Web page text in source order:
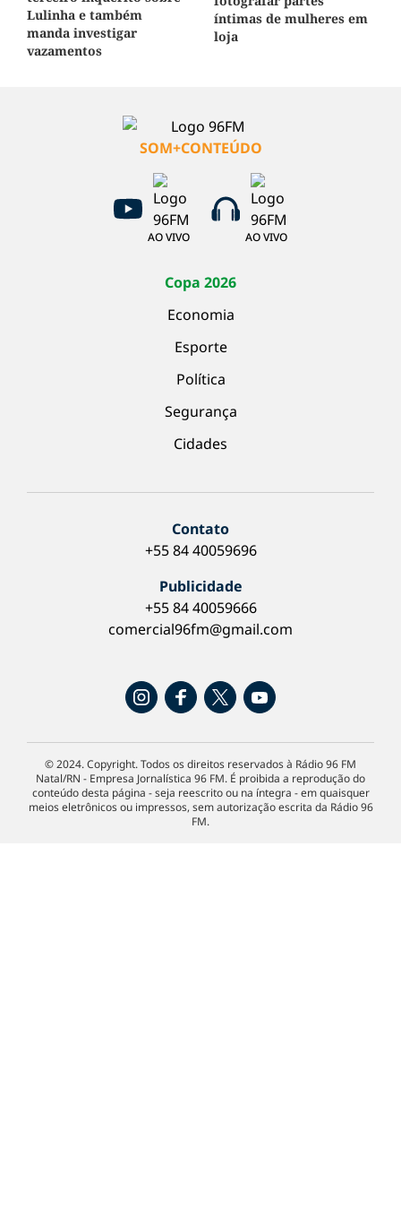
Lulinha e também
manda investigar
vazamentos
íntimas de mulheres em
loja
SOM+CONTEÚDO
AO VIVO AO VIVO
Copa 2026
Economia
Esporte
Política
Segurança
Cidades
Contato
+55 84 40059696
Publicidade
+55 84 40059666
comercial96fm@gmail.com
© 2024. Copyright. Todos os direitos reservados à Rádio 96 FM
Natal/RN - Empresa Jornalística 96 FM. É proibida a reprodução do
conteúdo desta página - seja reescrito ou na íntegra - em quaisquer
meios eletrônicos ou impressos, sem autorização escrita da Rádio 96
FM.